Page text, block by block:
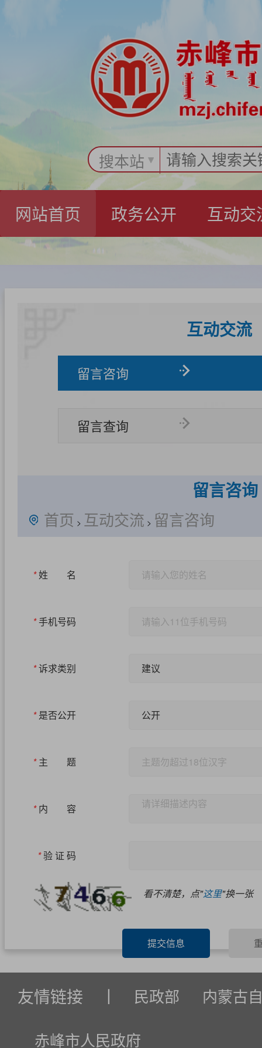
搜本站
网站首页 政务公开
互动交
办事指南
互动交流
留言咨询
留言查询
留言咨询
首页 > 互动交流 > 留言咨询
*姓 名
*手机号码
*诉求类别 建议
*是否公开 公开
*主 题
*内 容
*验 证 码
看不清楚，点"这里"换一张
提交信息
友情链接 丨 民政部 内蒙古
赤峰市人民政府